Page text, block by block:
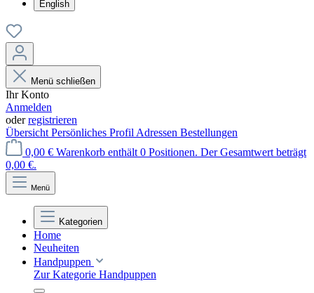
English
Menü schließen
Ihr Konto
Anmelden
oderregistrieren
Übersicht Persönliches Profil Adressen Bestellungen
0,00 € Warenkorb enthält 0 Positionen. Der Gesamtwert beträgt
0,00 €.
Menü
Kategorien
Home
Neuheiten
Handpuppen
Zur Kategorie Handpuppen